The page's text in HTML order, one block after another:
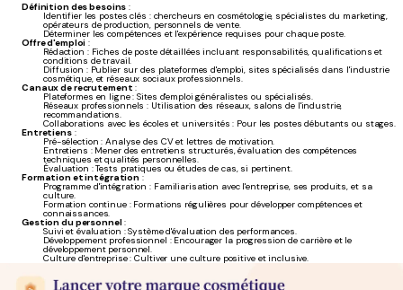
Définition des besoins :
Identifier les postes clés : chercheurs en cosmétologie, spécialistes du marketing,
opérateurs de production, personnels de vente.
Déterminer les compétences et l'expérience requises pour chaque poste.
Offre d'emploi :
Rédaction : Fiches de poste détaillées incluant responsabilités, qualifications et
conditions de travail.
Diffusion : Publier sur des plateformes d'emploi, sites spécialisés dans l'industrie
cosmétique, et réseaux sociaux professionnels.
Canaux de recrutement :
Plateformes en ligne : Sites d'emploi généralistes ou spécialisés.
Réseaux professionnels : Utilisation des réseaux, salons de l'industrie,
recommandations.
Collaborations avec les écoles et universités : Pour les postes débutants ou stages.
Entretiens:
Pré-sélection : Analyse des CV et lettres de motivation.
Entretiens : Mener des entretiens structurés, évaluation des compétences
techniques et qualités personnelles.
Évaluation : Tests pratiques ou études de cas, si pertinent.
Formation et intégration :
Programme d'intégration : Familiarisation avec l'entreprise, ses produits, et sa
culture.
Formation continue : Formations régulières pour développer compétences et
connaissances.
Gestion du personnel:
Suivi et évaluation : Système d'évaluation des performances.
Développement professionnel : Encourager la progression de carrière et le
développement personnel.
Culture d'entreprise : Cultiver une culture positive et inclusive.